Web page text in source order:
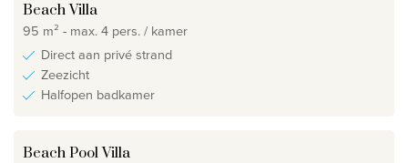
Beach Villa
95 m² - max. 4 pers. / kamer
Direct aan privé strand
Zeezicht
Halfopen badkamer
Beach Pool Villa